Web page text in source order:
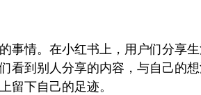
事情。在小红书上，用户们分享
看到别人分享的内容，与自己的
留下自己的足迹。